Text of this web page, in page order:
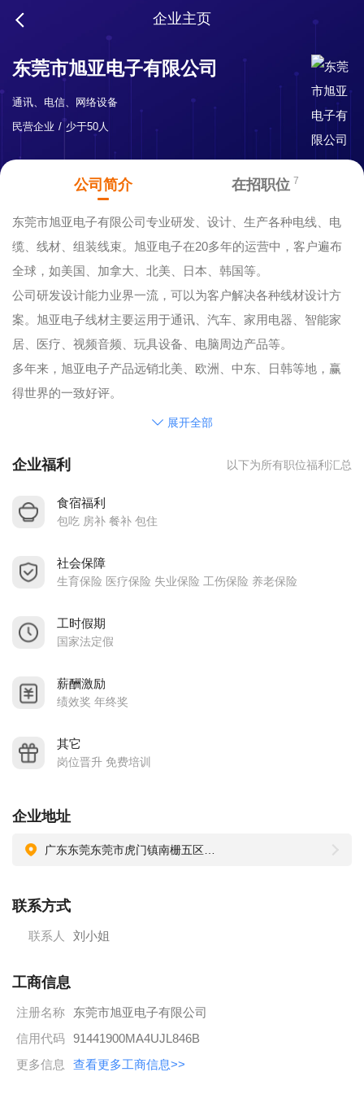
企业主页
东莞市旭亚电子有限公司
通讯、电信、网络设备
民营企业
少于50人
公司简介 在招职位 7
东莞市旭亚电子有限公司专业研发、设计、生产各种电线、电
缆、线材、组装线束。旭亚电子在20多年的运营中，客户遍布
全球，如美国、加拿大、北美、日本、韩国等。
公司研发设计能力业界一流，可以为客户解决各种线材设计方
案。旭亚电子线材主要运用于通讯、汽车、家用电器、智能家
居、医疗、视频音频、玩具设备、电脑周边产品等。
多年来，旭亚电子产品远销北美、欧洲、中东、日韩等地，赢
得世界的一致好评。
展开全部
企业福利 以下为所有职位福利汇总
食宿福利
包吃 房补 餐补 包住
社会保障
生育保险 医疗保险 失业保险 工伤保险 养老保险
工时假期
国家法定假
薪酬激励
绩效奖 年终奖
其它
岗位晋升 免费培训
企业地址
联系方式
联系人 刘小姐
工商信息
注册名称
东莞市旭亚电子有限公司
信用代码 91441900MA4UJL846B
更多信息
查看更多工商信息>>